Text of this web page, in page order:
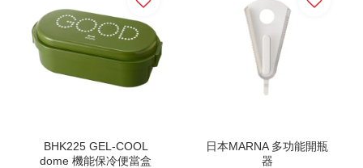
BHK225 GEL-COOL
dome 機能保冷便當盒
日本MARNA 多功能開瓶
器